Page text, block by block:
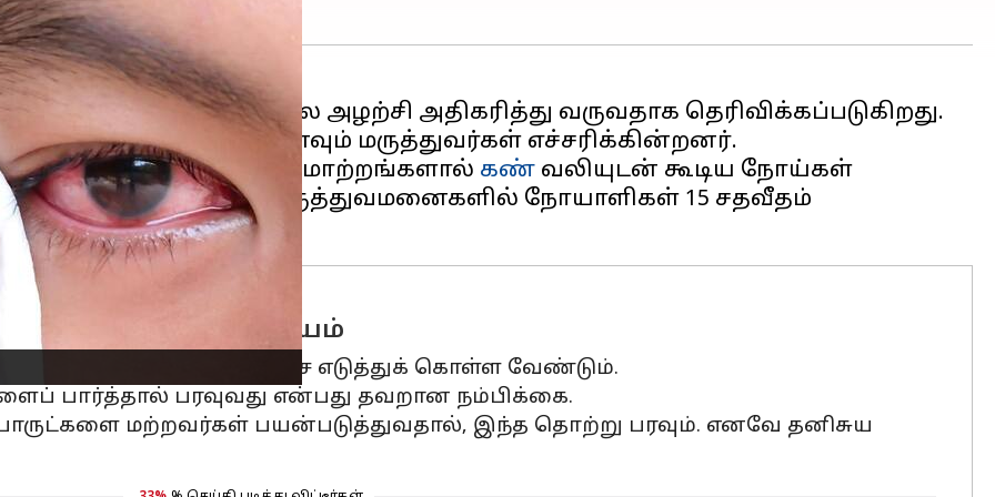
விழி வெண்படல அழற்சி அதிகரித்து வருவதாக தெரிவிக்கப்படுகிறது.
கொள்ளக் கூடாது எனவும் மருத்துவர்கள் எச்சரிக்கின்றனர்.
கூறியதன்படி,"காலநிலை மாற்றங்களால் கண் வலியுடன் கூடிய நோய்கள்
ஒரு மாதத்தில், கண் மருத்துவமனைகளில் நோயாளிகள் 15 சதவீதம்
பாதுகாப்பு அவசியம்
முறையில் சிகிச்சை எடுத்துக் கொள்ள வேண்டும்.
பார்த்தால் பரவுவது என்பது தவறான நம்பிக்கை.
மற்றவர்கள் பயன்படுத்துவதால், இந்த தொற்று பரவும். எனவே தனிசுய